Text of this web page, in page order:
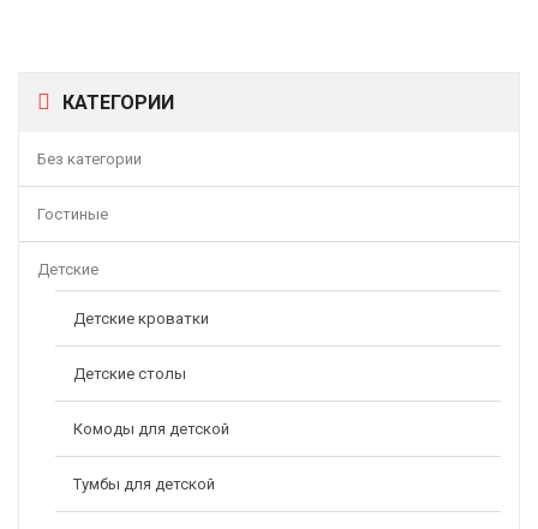
КАТЕГОРИИ
Без категории
Гостиные
Детские
Детские кроватки
Детские столы
Комоды для детской
Тумбы для детской